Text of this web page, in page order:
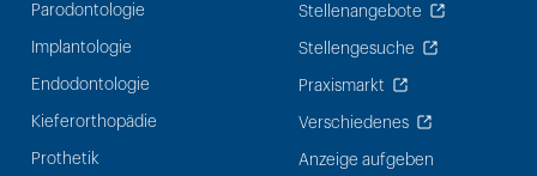
Parodontologie
Implantologie
Endodontologie
Kieferorthopädie
Prothetik
Stellenangebote
Stellengesuche
Praxismarkt
Verschiedenes
Anzeige aufgeben